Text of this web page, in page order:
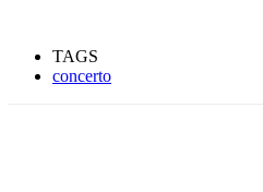
TAGS
concerto